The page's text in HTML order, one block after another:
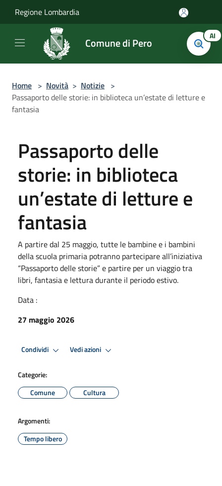
Regione Lombardia
Comune di Pero AI
Home > Novità > Notizie >
Passaporto delle storie: in biblioteca un’estate di letture e
fantasia
Passaporto delle
storie: in biblioteca
un’estate di letture e
fantasia
A partire dal 25 maggio, tutte le bambine e i bambini
della scuola primaria potranno partecipare all’iniziativa
“Passaporto delle storie” e partire per un viaggio tra
libri, fantasia e lettura durante il periodo estivo.
Data :
27 maggio 2026
Condividi Vedi azioni
Categorie:
Comune
Cultura
Argomenti:
Tempo libero